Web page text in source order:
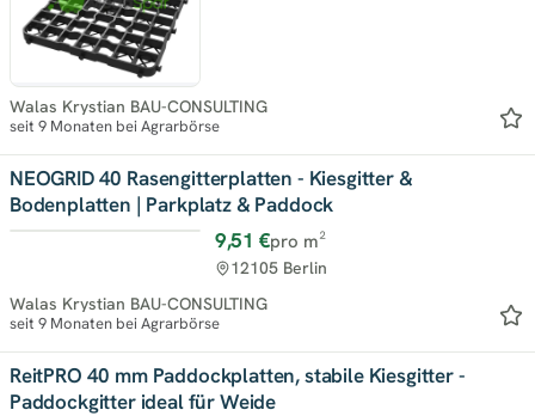
Walas Krystian BAU-CONSULTING
seit 9 Monaten bei Agrarbörse
NEOGRID 40 Rasengitterplatten - Kiesgitter &
Bodenplatten | Parkplatz & Paddock
9,51 €pro m²
12105 Berlin
Walas Krystian BAU-CONSULTING
seit 9 Monaten bei Agrarbörse
ReitPRO 40 mm Paddockplatten, stabile Kiesgitter -
Paddockgitter ideal für Weide